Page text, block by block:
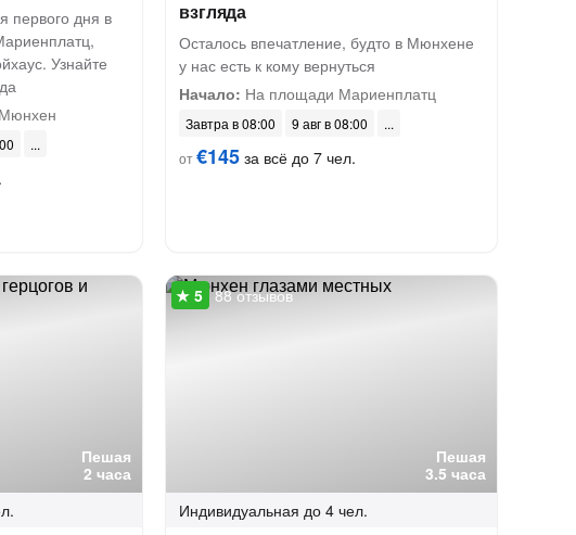
первого дня в
Узнайте
взгляда
Осталось впечатление, будто в Мюнхене
у нас есть к кому вернуться
Начало: На площади Мариенплатц
Завтра в 08:00
9 авг в 08:00
от€145 за всё до 7 чел.
Пешая
2 часа
Пешая
3.5 часа
88 отзывов
Индивидуальная до 4 чел.